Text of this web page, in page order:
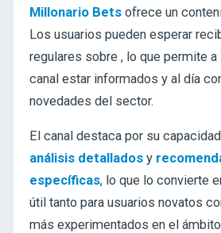
Millonario Bets ofrece un
Los usuarios pueden esperar
regulares sobre , lo que permite
canal estar informados y al día
novedades del sector.
El canal destaca por su
análisis detallados y
específicas, lo que lo convierte
útil tanto para usuarios novatos
más experimentados en el